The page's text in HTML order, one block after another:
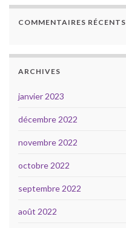
COMMENTAIRES RÉCENTS
ARCHIVES
janvier 2023
décembre 2022
novembre 2022
octobre 2022
septembre 2022
août 2022